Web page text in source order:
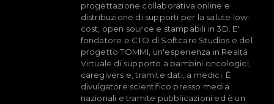
progettazione collaborativa online e
distribuzione di supporti per la salute low-
cost, open source e stampabili in 3D. E'
fondatore e CTO di Softcare Studios e del
progetto TOMMI, un'esperienza in Realtà
Virtuale di supporto a bambini oncologici,
caregivers e, tramite dati, a medici. È
divulgatore scientifico presso media
nazionali e tramite pubblicazioni ed è un